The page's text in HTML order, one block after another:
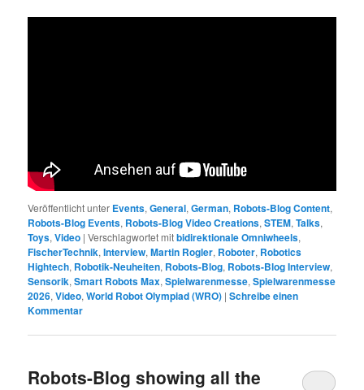
Veröffentlicht unter Events,General,German, Robots-Blog Content,
Robots-Blog Events, Robots-Blog Video Creations,STEM,Talks,
Toys,Video |Verschlagwortet mitbidirektionale Omniwheels,
FischerTechnik,Interview,Martin Rogler, Roboter, Robotics
Hightech, Robotik-Neuheiten, Robots-Blog, Robots-Blog Interview,
Sensorik,Smart Robots Max,Spielwarenmesse,Spielwarenmesse
2026,Video,World Robot Olympiad (WRO) |Schreibe einen
Kommentar
Robots-Blog showing all the